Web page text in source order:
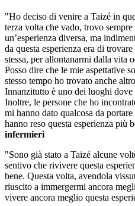
"Ho deciso di venire a Taizé in
terza volta che vado, trovo
un’esperienza diversa, ma
da questa esperienza era di
stessa, per allontanarmi dalla vita
Posso dire che le mie aspettative
stesso tempo ho trovato anche
Innanzitutto è uno dei luoghi
Inoltre, le persone che ho
mi hanno dato qualcosa da
hanno reso questa esperienza più
infermieri
"Sono già stato a Taizé alcune
sentivo che rivivere questa
bene. Questa volta, avendola
riuscito a immergermi ancora
vivere ancora meglio questa